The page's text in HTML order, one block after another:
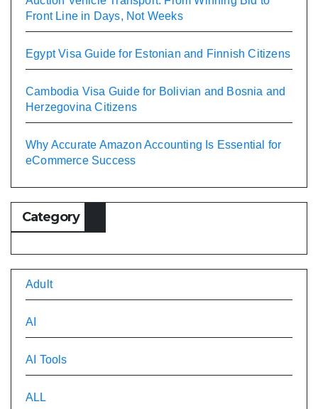
Front Line in Days, Not Weeks
Egypt Visa Guide for Estonian and Finnish Citizens
Cambodia Visa Guide for Bolivian and Bosnia and
Herzegovina Citizens
Why Accurate Amazon Accounting Is Essential for
eCommerce Success
Category
Adult
AI
AI Tools
ALL